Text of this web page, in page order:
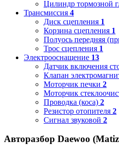
Цилиндр тормозной
Трансмиссия 4
Диск сцепления 1
Корзина сцепления 1
Полуось передняя
Трос сцепления 1
Электрооснащение 13
Датчик включения
Клапан
Моторчик печки 2
Моторчик
Проводка (коса) 2
Резистор отопителя 2
Сигнал звуковой 2
Авторазбор Daewoo